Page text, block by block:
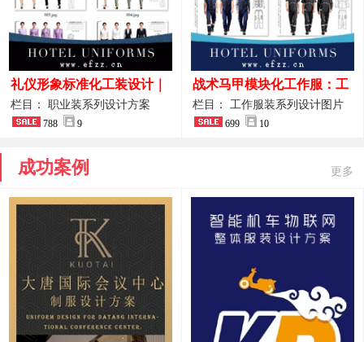
礼仪形象标准化工装设计｜
高端服务业仪态塑造专属职
业装系列
栏目： 职业装系列设计方案
788 9
战术马甲模块化工作服：工
程巡检与设备调试岗位的多
功能收纳设计
栏目： 工作服装系列设计图片
699 10
成功案例 更多